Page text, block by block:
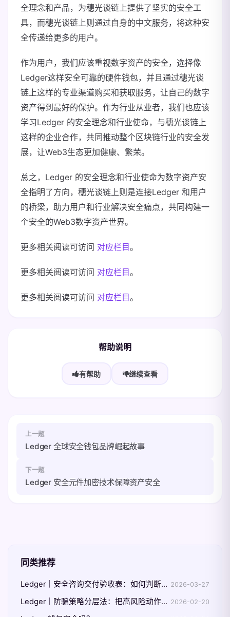
全理念和产品，为穗光谈链上提供了坚实的安全工
具，而穗光谈链上则通过自身的中文服务，将这种安
全传递给更多的用户。
作为用户，我们应该重视数字资产的安全，选择像
Ledger这样安全可靠的硬件钱包，并且通过穗光谈
链上这样的专业渠道购买和获取服务，让自己的数字
资产得到最好的保护。作为行业从业者，我们也应该
学习Ledger 的安全理念和行业使命，与穗光谈链上
这样的企业合作，共同推动整个区块链行业的安全发
展，让Web3生态更加健康、繁荣。
总之，Ledger 的安全理念和行业使命为数字资产安
全指明了方向，穗光谈链上则是连接Ledger 和用户
的桥梁，助力用户和行业解决安全痛点，共同构建一
个安全的Web3数字资产世界。
更多相关阅读可访问 对应栏目。
更多相关阅读可访问 对应栏目。
更多相关阅读可访问 对应栏目。
帮助说明
有帮助 继续查看
上一题
Ledger 全球安全钱包品牌崛起故事
下一题
Ledger 安全元件加密技术保障资产安全
同类推荐
Ledger｜安全咨询交付验收表：如何判断建议已真正落地 2026-03-27
Ledger｜防骗策略分层法：把高风险动作前置拦截 2026-02-20